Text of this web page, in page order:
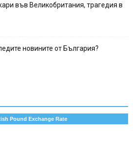
във Великобритания, трагедия в
новините от България?
Pound Exchange Rate